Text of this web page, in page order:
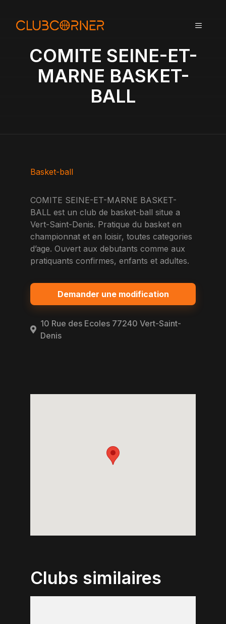
MENU
COMITE SEINE-ET-
MARNE BASKET-
BALL
Basket-ball
COMITE SEINE-ET-MARNE BASKET-
BALL est un club de basket-ball situe a
Vert-Saint-Denis. Pratique du basket en
championnat et en loisir, toutes categories
d’age. Ouvert aux debutants comme aux
pratiquants confirmes, enfants et adultes.
Demander une modification
10 Rue des Ecoles 77240 Vert-Saint-
Denis
Clubs similaires